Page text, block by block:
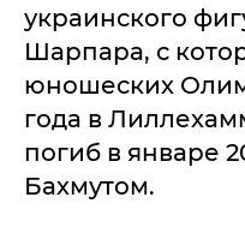
украинского
Шарпара, с
юношеских
года в
погиб в январе
Бахмутом.